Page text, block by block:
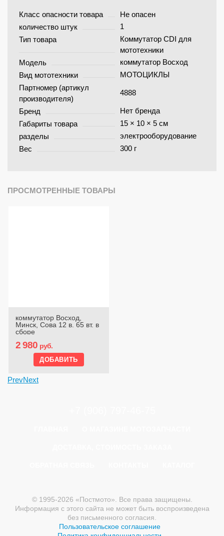
Класс опасности товара
Не опасен
количество штук
1
Тип товара
Коммутатор CDI для
мототехники
Модель
коммутатор Восход
Вид мототехники
МОТОЦИКЛЫ
Партномер (артикул
производителя)
4888
Бренд
Нет бренда
Габариты товара
15 × 10 × 5 см
разделы
электрооборудование
Вес
300 г
ПРОСМОТРЕННЫЕ ТОВАРЫ
коммутатор Восход,
Минск, Сова 12 в. 65 вт. в
сборе
2 980 руб.
PrevNext
© 1995-2026 «Постмото». Все права защищены.
Информация с этого сайта не может быть воспроизведена
без письменного согласия.
Пользовательское соглашение